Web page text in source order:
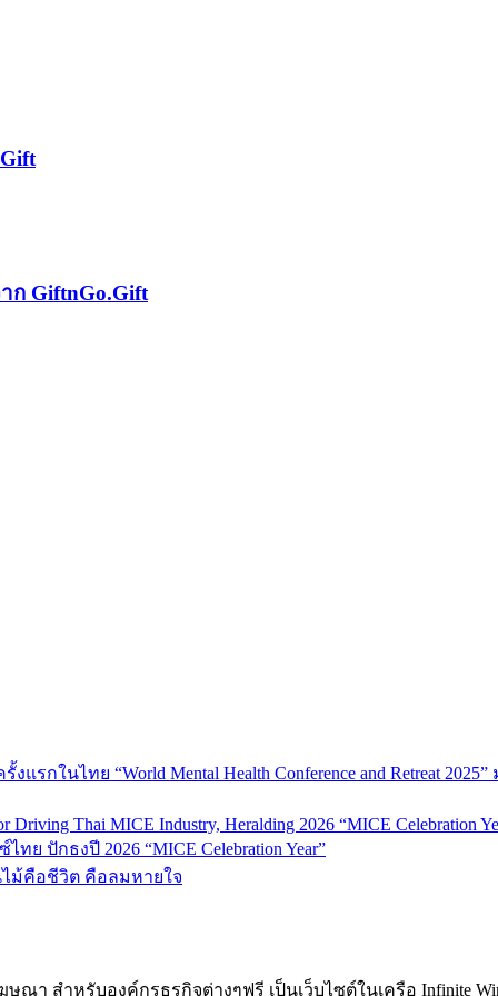
ก GiftnGo.Gift
กในไทย “World Mental Health Conference and Retreat
Thai MICE Industry, Heralding 2026 “MICE Celebration
ย ปักธงปี 2026 “MICE Celebration Year”
นไม้คือชีวิต คือลมหายใจ
ณา สำหรับองค์กรธุรกิจต่างๆฟรี เป็นเว็บไซต์ในเครือ Infinite